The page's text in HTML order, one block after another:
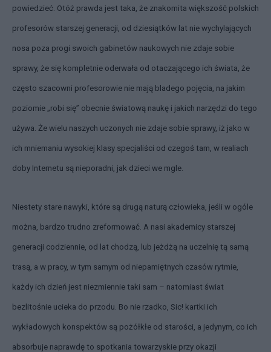
powiedzieć. Otóż prawda jest taka, że znakomita większość polskich
profesorów starszej generacji, od dziesiątków lat nie wychylających
nosa poza progi swoich gabinetów naukowych nie zdaje sobie
sprawy, że się kompletnie oderwała od otaczającego ich świata, że
często szacowni profesorowie nie mają bladego pojęcia, na jakim
poziomie „robi się” obecnie światową naukę i jakich narzędzi do tego
używa. Że wielu naszych uczonych nie zdaje sobie sprawy, iż jako w
ich mniemaniu wysokiej klasy specjaliści od czegoś tam, w realiach
doby Internetu są nieporadni, jak dzieci we mgle.
Niestety stare nawyki, które są drugą naturą człowieka, jeśli w ogóle
można, bardzo trudno zreformować. A nasi akademicy starszej
generacji codziennie, od lat chodzą, lub jeżdżą na uczelnię tą samą
trasą, a w pracy, w tym samym od niepamiętnych czasów rytmie,
każdy ich dzień jest niezmiennie taki sam – natomiast świat
bezlitośnie ucieka do przodu. Bo nie rzadko, Sic! kartki ich
wykładowych konspektów są pożółkłe od starości, a jedynym, co ich
absorbuje naprawdę to spotkania towarzyskie przy okazji